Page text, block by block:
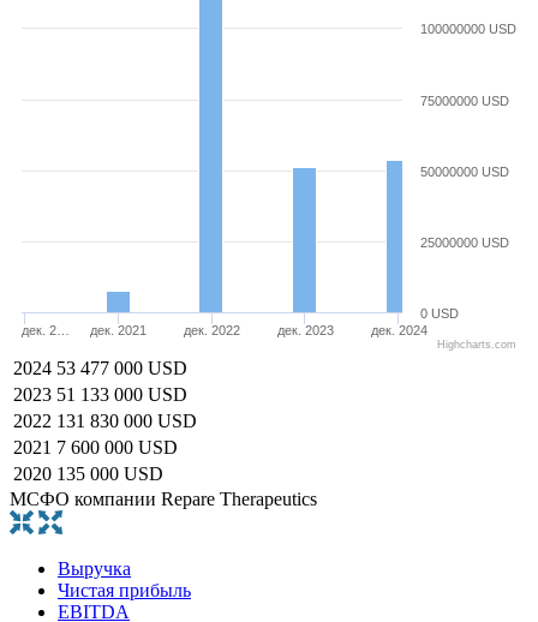
дек. 2… дек. 2021 дек. 2022 дек. 2023 дек. 2024
0 USD
25000000 USD
50000000 USD
75000000 USD
100000000 USD
Highcharts.com
2024 53 477 000 USD
2023 51 133 000 USD
2022 131 830 000 USD
2021 7 600 000 USD
2020 135 000 USD
МСФО компании Repare Therapeutics
Выручка
Чистая прибыль
EBITDA